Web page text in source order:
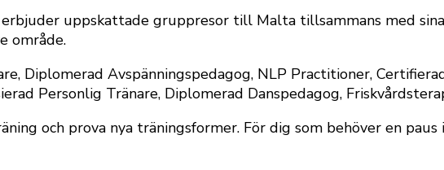
erbjuder uppskattade gruppresor till Malta tillsammans med
område.
Diplomerad Avspänningspedagog, NLP Practitioner,
Personlig Tränare, Diplomerad Danspedagog,
och prova nya träningsformer. För dig som behöver en